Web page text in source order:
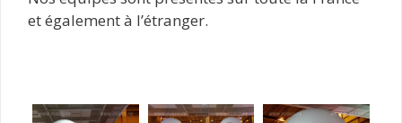
et également à l’étranger.